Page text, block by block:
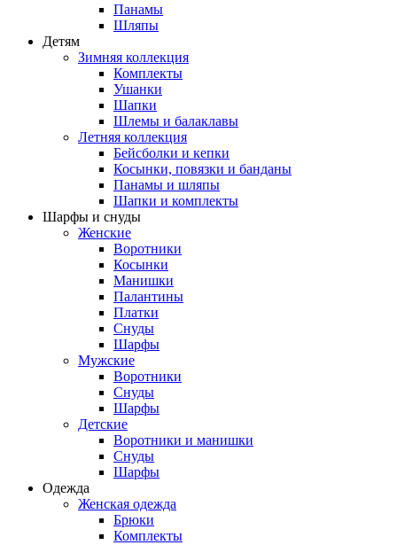
Панамы
Шляпы
Детям
Зимняя коллекция
Комплекты
Ушанки
Шапки
Шлемы и балаклавы
Летняя коллекция
Бейсболки и кепки
Косынки, повязки и банданы
Панамы и шляпы
Шапки и комплекты
Шарфы и снуды
Женские
Воротники
Косынки
Манишки
Палантины
Платки
Снуды
Шарфы
Мужские
Воротники
Снуды
Шарфы
Детские
Воротники и манишки
Снуды
Шарфы
Одежда
Женская одежда
Брюки
Комплекты